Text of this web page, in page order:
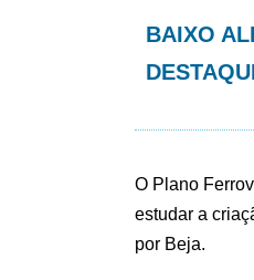
BAIXO
O Plano
estudar a
por Beja.